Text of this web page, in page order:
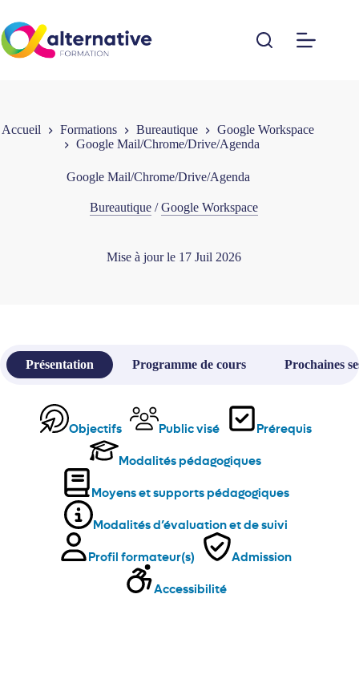
contenu
Accueil Formations Bureautique
Google Workspace
Google Mail/Chrome/Drive/Agenda
Google Mail/Chrome/Drive/Agenda
Bureautique /Google Workspace
Mise à jour le 17 Juil 2026
Présentation Programme de cours Prochaines
Objectifs Public visé Prérequis
Modalités pédagogiques
Moyens et supports pédagogiques
Modalités d’évaluation et de suivi
Profil formateur(s) Admission
Accessibilité